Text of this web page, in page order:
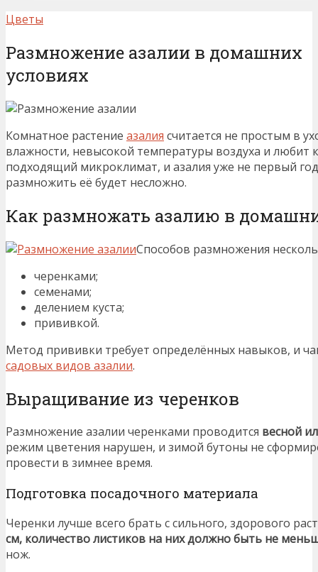
Цветы
Размножение азалии в домашних
условиях
Комнатное растение азалия считается не простым в
влажности, невысокой температуры воздуха и любит
подходящий микроклимат, и азалия уже не первый
размножить её будет несложно.
Как размножать азалию в
Способов размножения
черенками;
семенами;
делением куста;
прививкой.
Метод прививки требует определённых навыков, и
садовых видов азалии.
Выращивание из черенков
Размножение азалии черенками проводится весной
режим цветения нарушен, и зимой бутоны не
провести в зимнее время.
Подготовка посадочного материала
Черенки лучше всего брать с сильного, здорового
см, количество листиков на них должно быть не
нож.